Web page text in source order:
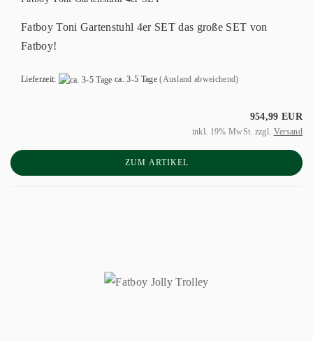
Fatboy Toni Gartenstuhl 4er SET das große SET von
Fatboy!
Lieferzeit: ca. 3-5 Tage (Ausland abweichend)
954,99 EUR
inkl. 19% MwSt. zzgl. Versand
ZUM ARTIKEL